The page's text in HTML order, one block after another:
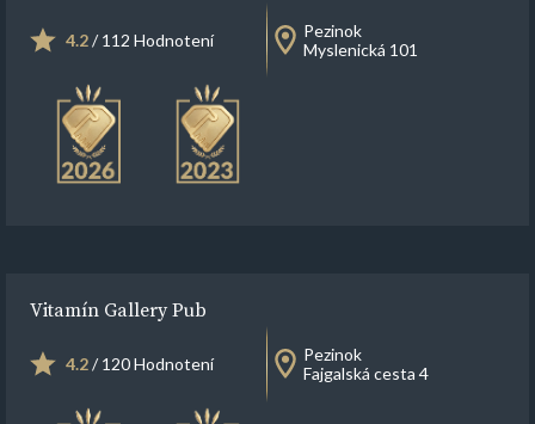
4.2/ 112 Hodnotení
Pezinok
Myslenická 101
Vitamín Gallery Pub
4.2/ 120 Hodnotení
Pezinok
Fajgalská cesta 4